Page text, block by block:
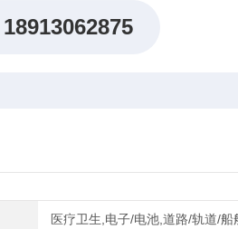
18913062875
医疗卫生,电子/电池,道路/轨道/